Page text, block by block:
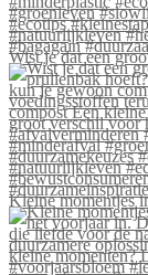
Wist je dat een
Kleine momentjes